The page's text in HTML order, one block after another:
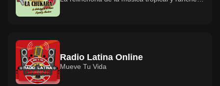
Radio Latina Online
Mueve Tu Vida